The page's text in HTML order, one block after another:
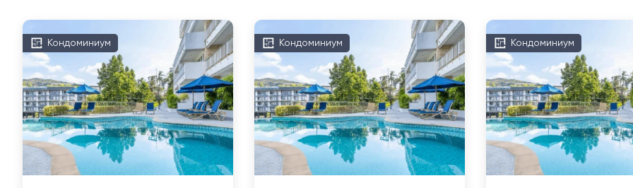
Кондоминиум Кондоминиум Кондоминиум